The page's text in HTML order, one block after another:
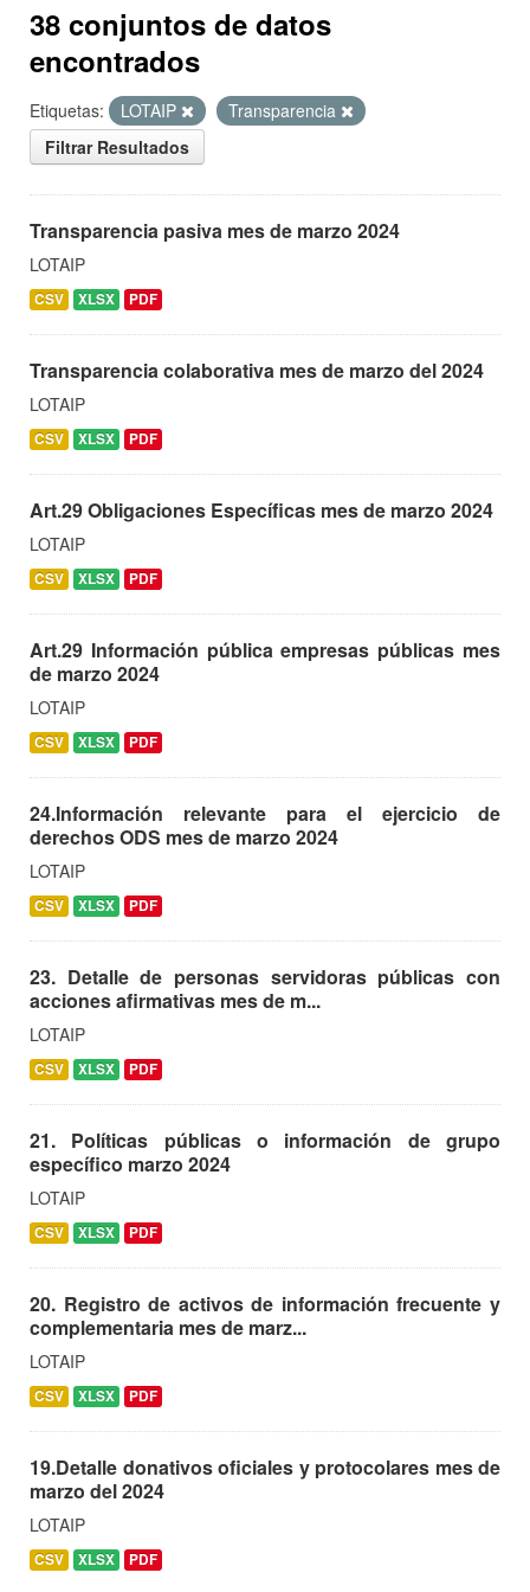
38 conjuntos de datos
encontrados
Etiquetas: LOTAIP
Transparencia
Filtrar Resultados
Transparencia pasiva mes de marzo 2024
LOTAIP
CSV XLSX PDF
Transparencia colaborativa mes de marzo del 2024
LOTAIP
CSV XLSX PDF
Art.29 Obligaciones Específicas mes de marzo 2024
LOTAIP
CSV XLSX PDF
Art.29 Información pública empresas públicas mes
de marzo 2024
LOTAIP
CSV XLSX PDF
24.Información relevante para el ejercicio de
derechos ODS mes de marzo 2024
LOTAIP
CSV XLSX PDF
23. Detalle de personas servidoras públicas con
acciones afirmativas mes de m...
LOTAIP
CSV XLSX PDF
21. Políticas públicas o información de grupo
específico marzo 2024
LOTAIP
CSV XLSX PDF
20. Registro de activos de información frecuente y
complementaria mes de marz...
LOTAIP
CSV XLSX PDF
19.Detalle donativos oficiales y protocolares mes de
marzo del 2024
LOTAIP
CSV XLSX PDF